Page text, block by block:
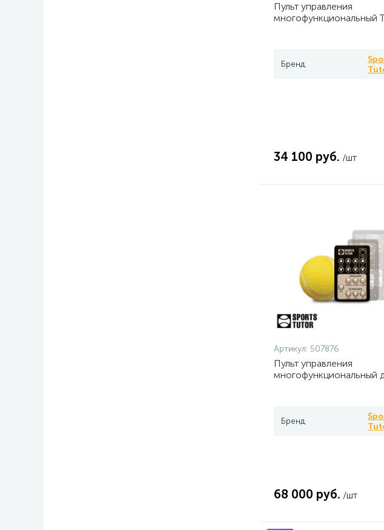
Пульт управления
многофункциональный
Бренд
34 100 руб. /шт
Артикул: 507876
Пульт управления
многофункциональный
Бренд
68 000 руб. /шт